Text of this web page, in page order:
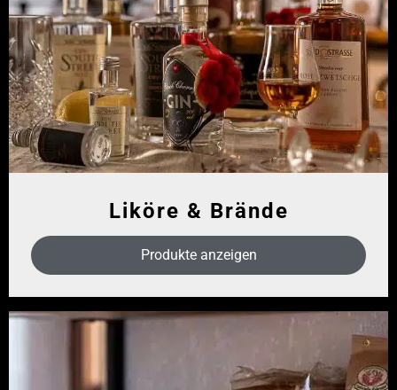
Liköre & Brände
Produkte anzeigen